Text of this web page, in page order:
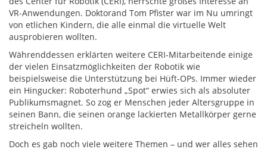
VR-Anwendungen. Doktorand Tom Pfister war im Nu umringt
von etlichen Kindern, die alle einmal die virtuelle Welt
ausprobieren wollten.
Währenddessen erklärten weitere CERI-Mitarbeitende einige
der vielen Einsatzmöglichkeiten der Robotik wie
beispielsweise die Unterstützung bei Hüft-OPs. Immer wieder
ein Hingucker: Roboterhund „Spot“ erwies sich als absoluter
Publikumsmagnet. So zog er Menschen jeder Altersgruppe in
seinen Bann, die seinen orange lackierten Metallkörper gerne
streicheln wollten.
Doch es gab noch viele weitere Themen – und wer alles sehen